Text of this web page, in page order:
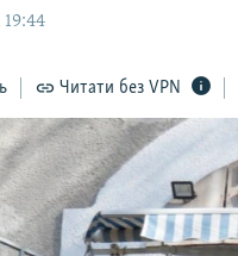
19:44
Читати без VPN